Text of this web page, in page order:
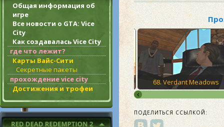
Общая информация об
игре
Все новости о GTA: Vice
City
Как создавалась Vice City
где что лежит?
Карты Вайс-Сити
Секретные пакеты
прохождение vice city
Достижения и трофеи
67. Interdiction 68. Verdant Meadows
ПОДЕЛИТЬСЯ ССЫЛКОЙ: